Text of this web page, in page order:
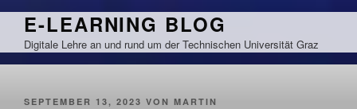
Zum
springen
E-LEARNING BLOG
Digitale Lehre an und rund um der Technischen Universität Graz
VERÖFFENTLICHT
SEPTEMBER 13, 2023 VON MARTIN